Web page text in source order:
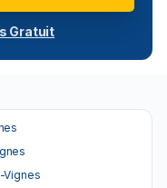
Gratuit
Vignes